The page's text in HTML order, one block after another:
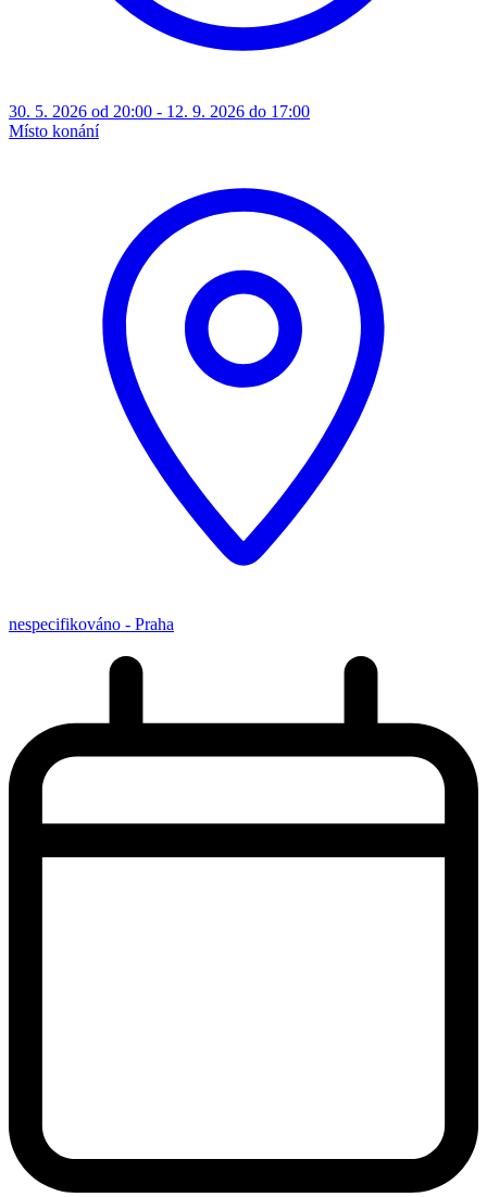
30. 5. 2026 od 20:00 - 12. 9. 2026 do 17:00
Místo konání
nespecifikováno - Praha